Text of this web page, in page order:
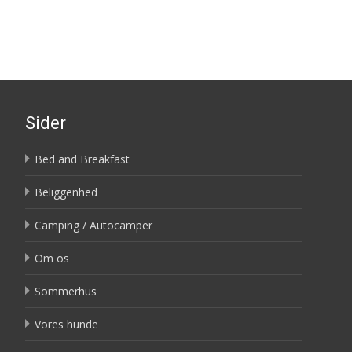
Sider
Bed and Breakfast
Beliggenhed
Camping / Autocamper
Om os
Sommerhus
Vores hunde